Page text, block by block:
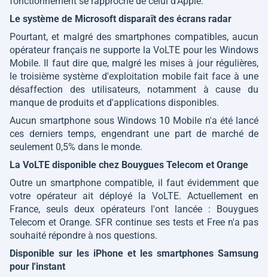
Le système de Microsoft disparaît des écrans radar
Pourtant, et malgré des smartphones compatibles, aucun
opérateur français ne supporte la VoLTE pour les Windows
Mobile. Il faut dire que, malgré les mises à jour régulières,
le troisième système d'exploitation mobile fait face à une
désaffection des utilisateurs, notamment à cause du
manque de produits et d'applications disponibles.
Aucun smartphone sous Windows 10 Mobile n'a été lancé
ces derniers temps, engendrant une part de marché de
seulement 0,5% dans le monde.
La VoLTE disponible chez Bouygues Telecom et Orange
Outre un smartphone compatible, il faut évidemment que
votre opérateur ait déployé la VoLTE. Actuellement en
France, seuls deux opérateurs l'ont lancée : Bouygues
Telecom et Orange. SFR continue ses tests et Free n'a pas
souhaité répondre à nos questions.
Disponible sur les iPhone et les smartphones Samsung
pour l'instant